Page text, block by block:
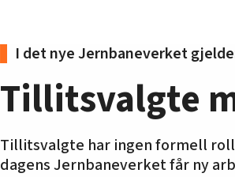
I det nye Jernbaneverket
Tillitsvalgte
Tillitsvalgte har ingen formell
dagens Jernbaneverket får ny